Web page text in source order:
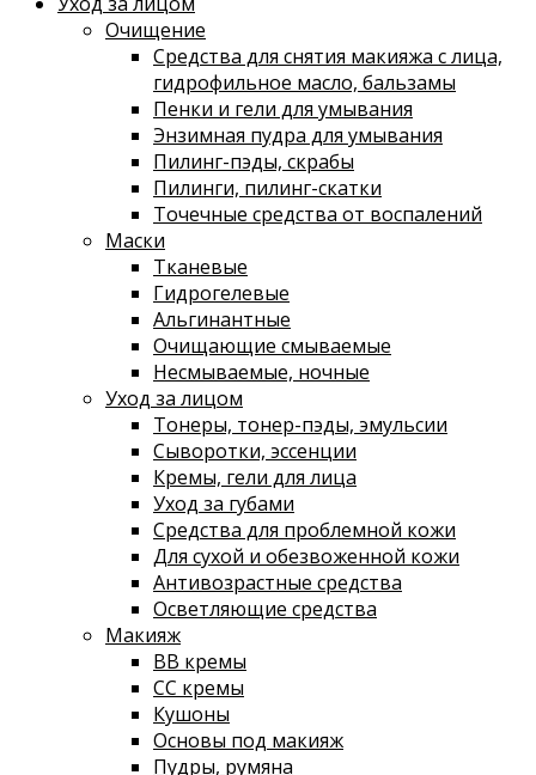
Очищение
Средства для снятия макияжа с лица,
гидрофильное масло, бальзамы
Пенки и гели для умывания
Энзимная пудра для умывания
Пилинг-пэды, скрабы
Пилинги, пилинг-скатки
Точечные средства от воспалений
Маски
Тканевые
Гидрогелевые
Альгинантные
Очищающие смываемые
Несмываемые, ночные
Уход за лицом
Тонеры, тонер-пэды, эмульсии
Сыворотки, эссенции
Кремы, гели для лица
Уход за губами
Средства для проблемной кожи
Для сухой и обезвоженной кожи
Антивозрастные средства
Осветляющие средства
Макияж
ВВ кремы
СС кремы
Кушоны
Основы под макияж
Пудры, румяна